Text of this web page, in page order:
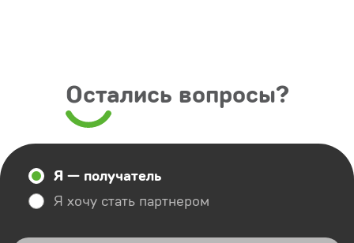
Остались вопросы?
Я — получатель
Я хочу стать партнером